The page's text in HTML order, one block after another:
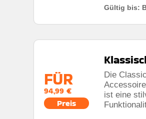
Gültig bis:
FÜR
94,99 €
Preis
Die
ist eine